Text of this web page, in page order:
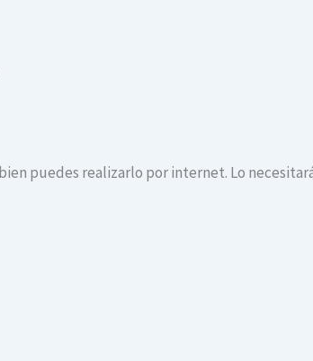
puedes realizarlo por internet. Lo